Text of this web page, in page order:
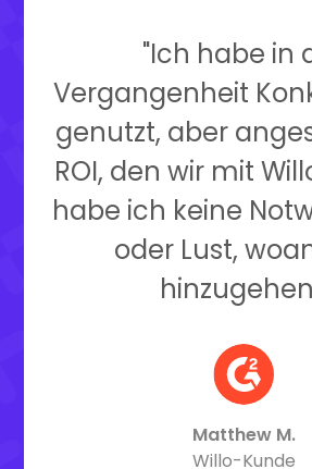
"Ich habe in
Vergangenheit
genutzt, aber
ROI, den wir mit
habe ich keine
oder Lust,
Matthew M.
Willo-Kunde